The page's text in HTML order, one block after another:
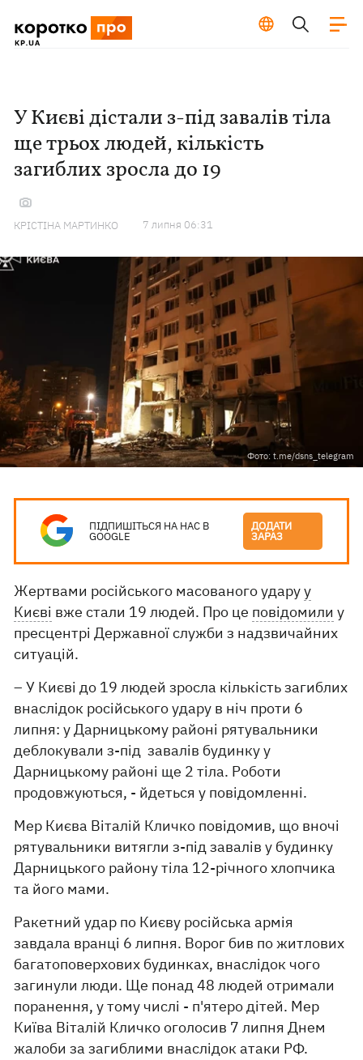
У Києві дістали з-під завалів тіла
ще трьох людей, кількість
загиблих зросла до 19
КРІСТІНА МАРТИНКО 7 липня 06:31
Фото: t.me/dsns_telegram
ПІДПИШІТЬСЯ НА НАС В
GOOGLE
ДОДАТИ
ЗАРАЗ
Жертвами російського масованого ударуу
Києві вже стали 19 людей. Про це повідомили у
пресцентрі Державної служби з надзвичайних
ситуацій.
– У Києві до 19 людей зросла кількість загиблих
внаслідок російського удару в ніч проти 6
липня: у Дарницькому районі рятувальники
деблокували з-під завалів будинку у
Дарницькому районі ще 2 тіла. Роботи
продовжуються, - йдеться у повідомленні.
Мер Києва Віталій Кличко повідомив, що вночі
рятувальники витягли з-під завалів у будинку
Дарницького району тіла 12-річного хлопчика
та його мами.
Ракетний удар по Києву російська армія
завдала вранці 6 липня. Ворог бив по житлових
багатоповерхових будинках, внаслідок чого
загинули люди. Ще понад 48 людей отримали
поранення, у тому числі - п'ятеро дітей. Мер
Київа Віталій Кличко оголосив 7 липня Днем
жалоби за загиблими внаслідок атаки РФ.